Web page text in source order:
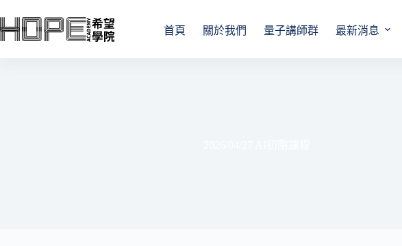
至
主
首頁 關於我們 量子講師群 最新消息